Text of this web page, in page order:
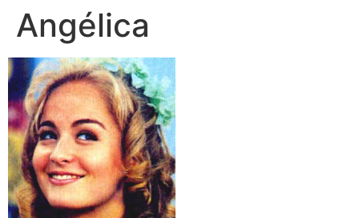
Angélica